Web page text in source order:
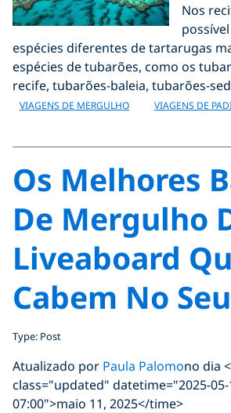
Nos
espécies diferentes de tartarugas
espécies de tubarões, como os
recife, tubarões-baleia, tubarões-
VIAGENS DE MERGULHO VIAGENS DE
Os Melhores
De Mergulho
Liveaboard
Cabem No
Type: Post
Atualizado por Paula Palomono dia
class="updated" datetime="2025-05-
07:00">maio 11, 2025</time>